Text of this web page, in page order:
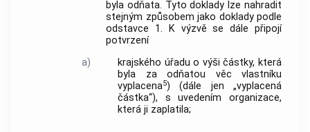
byla odňata. Tyto doklady lze nahradit
stejným způsobem jako doklady podle
odstavce 1. K výzvě se dále připojí
potvrzení
a)
krajského úřadu o výši částky, která
byla za odňatou věc vlastníku
vyplacena5) (dále jen „vyplacená
částka“), s uvedením organizace,
která ji zaplatila;